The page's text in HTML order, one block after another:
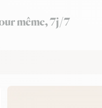
même, 7j/7